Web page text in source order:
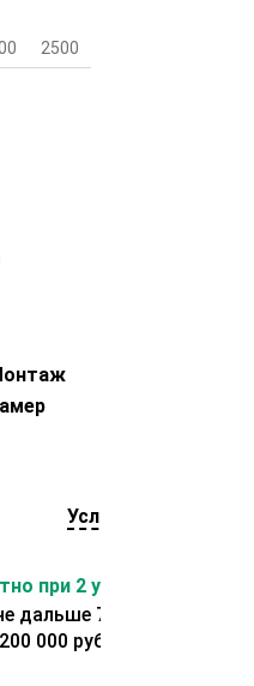
2500
Условия оплаты
при 2 условиях:
дальше 70 км от склада.
000 рублей.